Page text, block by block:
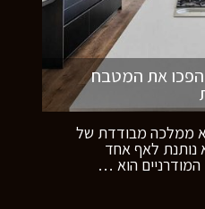
את המטבח
ממלכה מבודדת של
נותנת לאף אחד
הוא …